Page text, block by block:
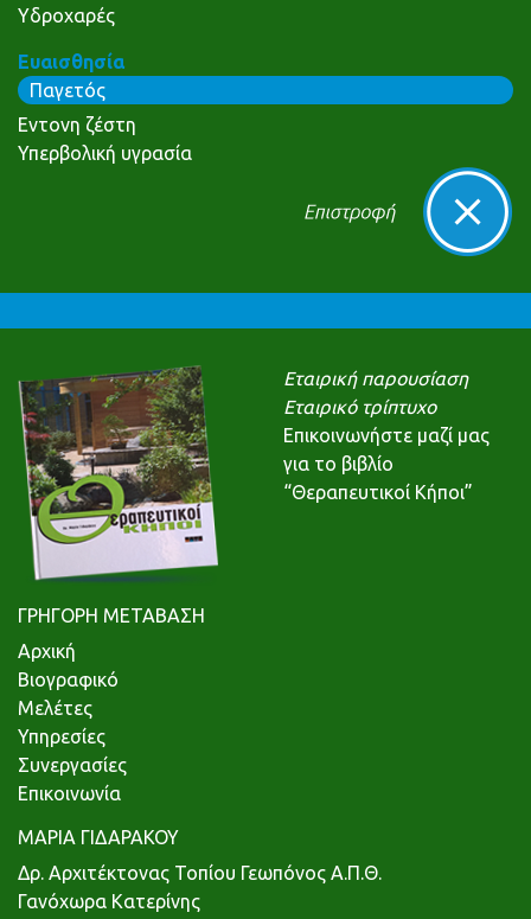
Υδροχαρές
Ευαισθησία
Παγετός
Εντονη ζέστη
Υπερβολική υγρασία
Εταιρική παρουσίαση
Εταιρικό τρίπτυχο
Επικοινωνήστε μαζί μας
για το βιβλίο
“Θεραπευτικοί Κήποι”
ΓΡΗΓΟΡΗ ΜΕΤΑΒΑΣΗ
Αρχική
Βιογραφικό
Μελέτες
Υπηρεσίες
Συνεργασίες
Επικοινωνία
ΜΑΡΙΑ ΓΙΔΑΡΑΚΟΥ
Δρ. Αρχιτέκτονας Τοπίου Γεωπόνος Α.Π.Θ.
Γανόχωρα Κατερίνης